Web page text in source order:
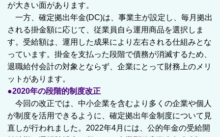
が大きい面があります。
一方、確定拠出年金(DC)は、事業主が設定し、毎月拠出
される掛金額に応じて、従業員自ら運用商品を選択しま
す。受給額は、運用した成果により左右される仕組みとな
っています。掛金を支払った段階で債務が消滅するため、
退職給付会計の対象とならず、企業にとって財務上のメリ
ットがあります。
●2020年の段階的制度改正
今回の改正では、中小企業を含むより多くの企業や個人
が制度を活用できるように、確定拠出年金制度について見
直しが行われました。2022年4月には、公的年金の受給開